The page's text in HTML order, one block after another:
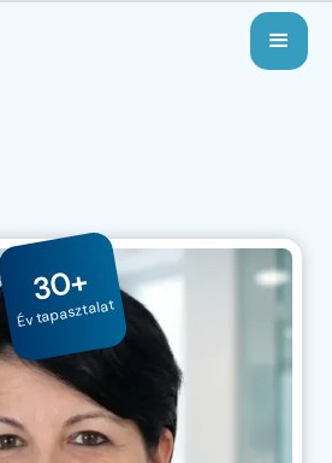
30+
Év tapasztalat